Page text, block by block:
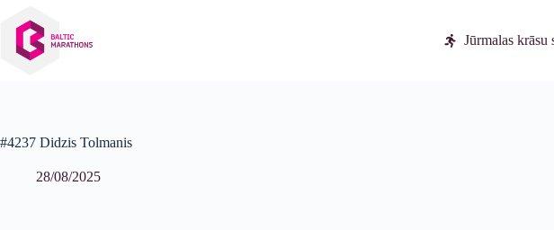
saturu
Jūrmalas krāsu
#4237 Didzis Tolmanis
28/08/2025